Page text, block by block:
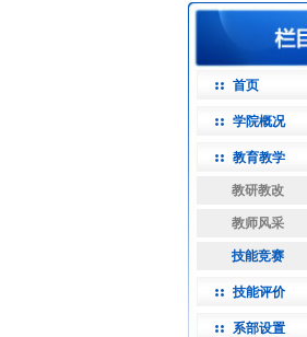
首页
学院概况
教育教学
教研教改
教师风采
技能竞赛
技能评价
系部设置